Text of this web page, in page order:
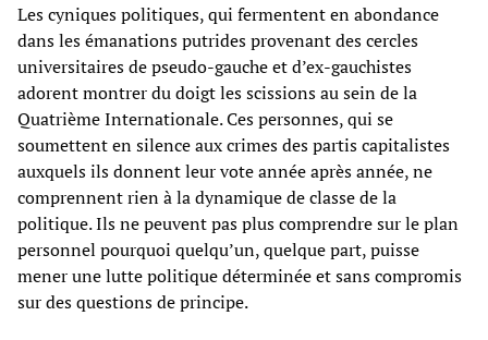
Les cyniques politiques, qui fermentent en abondance
dans les émanations putrides provenant des cercles
universitaires de pseudo-gauche et d’ex-gauchistes
adorent montrer du doigt les scissions au sein de la
Quatrième Internationale. Ces personnes, qui se
soumettent en silence aux crimes des partis capitalistes
auxquels ils donnent leur vote année après année, ne
comprennent rien à la dynamique de classe de la
politique. Ils ne peuvent pas plus comprendre sur le plan
personnel pourquoi quelqu’un, quelque part, puisse
mener une lutte politique déterminée et sans compromis
sur des questions de principe.